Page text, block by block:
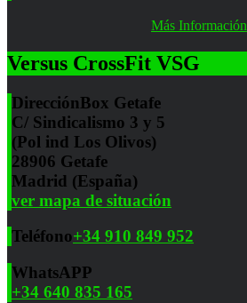
Más Información
Versus CrossFit VSG
DirecciónBox Getafe
C/ Sindicalismo 3 y 5
(Pol ind Los Olivos)
28906 Getafe
Madrid (España)
ver mapa de situación
Teléfono+34 910 849 952
WhatsAPP
+34 640 835 165